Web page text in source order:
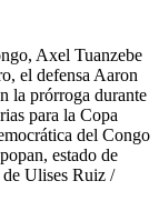
Axel Tuanzebe
el defensa Aaron
la prórroga durante
para la Copa
del Congo
estado de
Ulises Ruiz /